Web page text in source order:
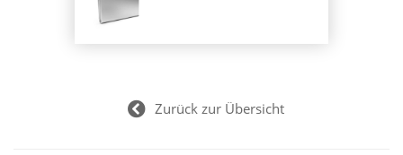
Zurück zur Übersicht